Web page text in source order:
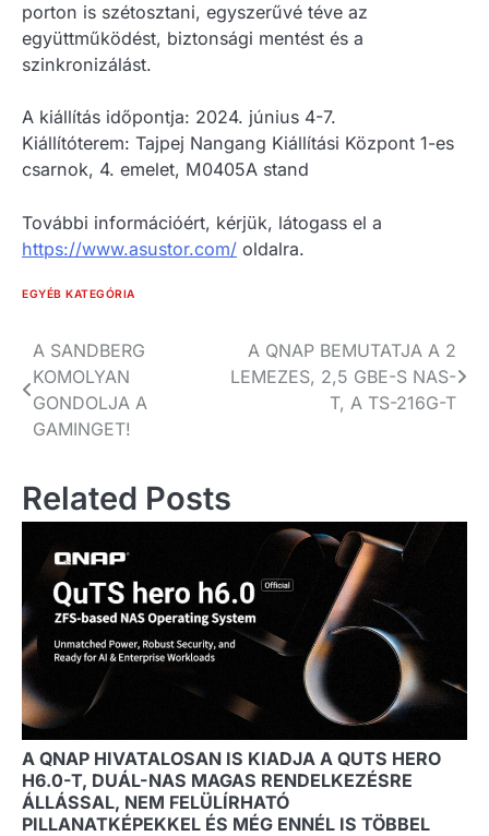
porton is szétosztani, egyszerűvé téve az
együttműködést, biztonsági mentést és a
szinkronizálást.
A kiállítás időpontja: 2024. június 4-7.
Kiállítóterem: Tajpej Nangang Kiállítási Központ 1-es
csarnok, 4. emelet, M0405A stand
További információért, kérjük, látogass el a
https://www.asustor.com/ oldalra.
EGYÉB KATEGÓRIA
Bejegyzés
navigáció
A SANDBERG
KOMOLYAN
GONDOLJA A
GAMINGET!
A QNAP BEMUTATJA A 2
LEMEZES, 2,5 GBE-S NAS-
T, A TS-216G-T
Related Posts
A QNAP HIVATALOSAN IS KIADJA A QUTS HERO
H6.0-T, DUÁL-NAS MAGAS RENDELKEZÉSRE
ÁLLÁSSAL, NEM FELÜLÍRHATÓ
PILLANATKÉPEKKEL ÉS MÉG ENNÉL IS TÖBBEL